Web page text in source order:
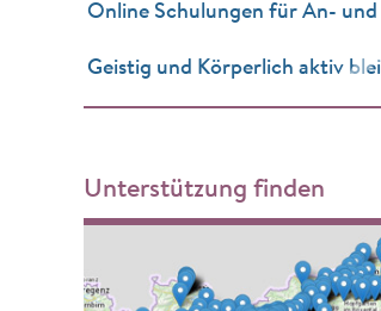
Online Schulungen für An-
Geistig und Körperlich aktiv
Unterstützung finden